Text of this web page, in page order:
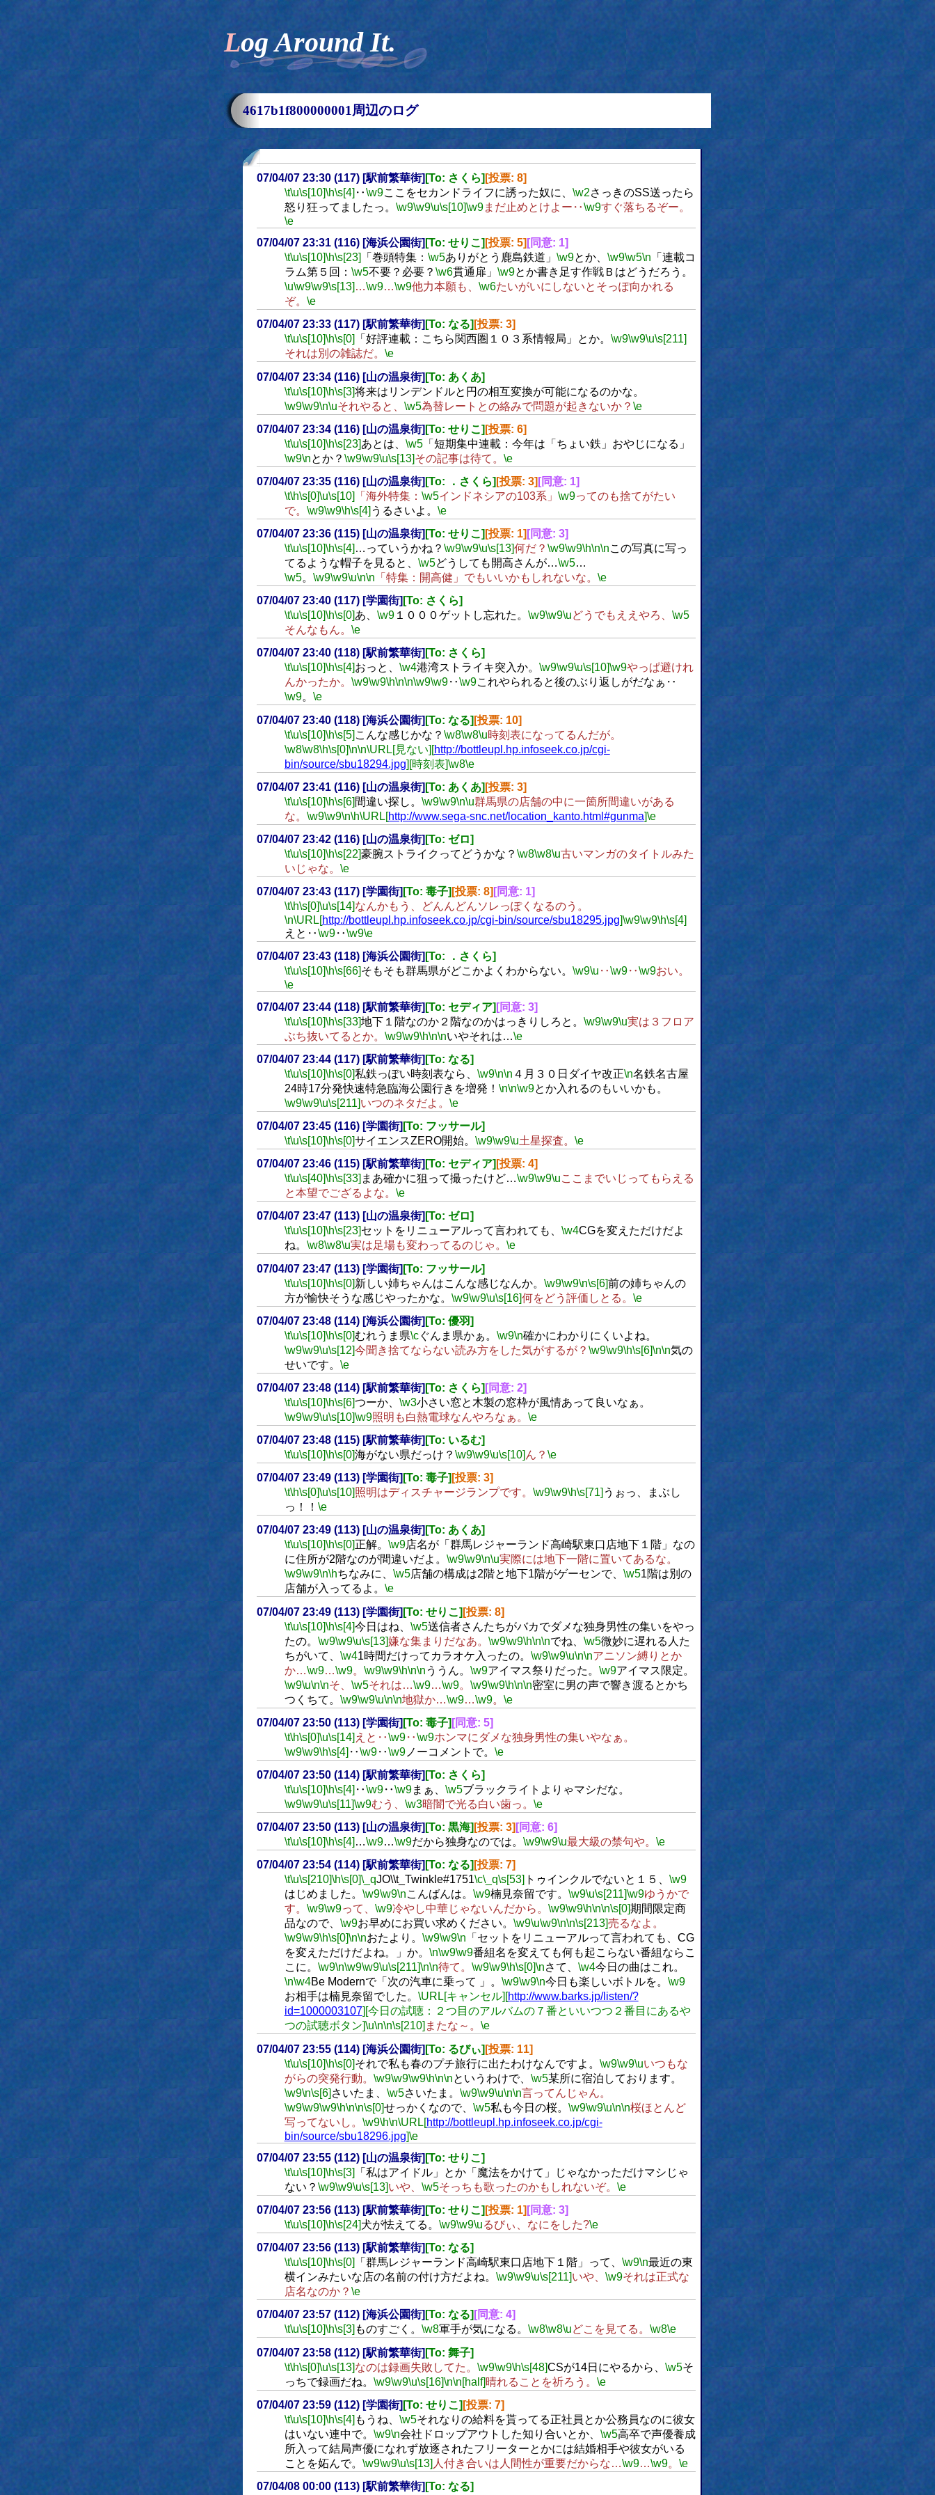
Log Around It.
4617b1f800000001周辺のログ
07/04/07 23:30 (117) [駅前繁華街] [To: さくら] [投票: 8]
\t\u\s[10]\h\s[4] ‥\w9ここをセカンドライフに誘った奴に、 \w2さっきのSS送ったら
怒り狂ってましたっ。 \w9\w9\u\s[10]\w9まだ止めとけよー‥\w9すぐ落ちるぞー。
\e
07/04/07 23:31 (116) [海浜公園街] [To: せりこ] [投票: 5] [同意: 1]
\t\u\s[10]\h\s[23] 「巻頭特集： \w5ありがとう鹿島鉄道」 \w9とか、 \w9\w5\n 「連載コ
ラム第５回： \w5不要？必要？ \w6貫通扉」 \w9とか書き足す作戦Ｂはどうだろう。
\u\w9\w9\s[13] …\w9…\w9他力本願も、 \w6たいがいにしないとそっぽ向かれる
ぞ。 \e
07/04/07 23:33 (117) [駅前繁華街] [To: なる] [投票: 3]
\t\u\s[10]\h\s[0] 「好評連載：こちら関西圏１０３系情報局」とか。 \w9\w9\u\s[211]
それは別の雑誌だ。 \e
07/04/07 23:34 (116) [山の温泉街] [To: あくあ]
\t\u\s[10]\h\s[3]将来はリンデンドルと円の相互変換が可能になるのかな。
\w9\w9\n\uそれやると、 \w5為替レートとの絡みで問題が起きないか？ \e
07/04/07 23:34 (116) [山の温泉街] [To: せりこ] [投票: 6]
\t\u\s[10]\h\s[23]あとは、 \w5「短期集中連載：今年は「ちょい鉄」おやじになる」
\w9\nとか？ \w9\w9\u\s[13]その記事は待て。 \e
07/04/07 23:35 (116) [山の温泉街] [To: ．さくら] [投票: 3] [同意: 1]
\t\h\s[0]\u\s[10] 「海外特集： \w5インドネシアの103系」 \w9ってのも捨てがたい
で。 \w9\w9\h\s[4] うるさいよ。 \e
07/04/07 23:36 (115) [山の温泉街] [To: せりこ] [投票: 1] [同意: 3]
\t\u\s[10]\h\s[4] …っていうかね？ \w9\w9\u\s[13]何だ？ \w9\w9\h\n\nこの写真に写っ
てるような帽子を見ると、 \w5どうしても開高さんが…\w5…
\w5。 \w9\w9\u\n\n 「特集：開高健」でもいいかもしれないな。 \e
07/04/07 23:40 (117) [学園街] [To: さくら]
\t\u\s[10]\h\s[0]あ、 \w9１０００ゲットし忘れた。 \w9\w9\uどうでもええやろ、 \w5
そんなもん。 \e
07/04/07 23:40 (118) [駅前繁華街] [To: さくら]
\t\u\s[10] \h\s[4] おっと、 \w4港湾ストライキ突入か。 \w9\w9\u\s[10] \w9やっぱ避けれ
んかったか。 \w9\w9\h\n\n\w9\w9‥\w9これやられると後のぶり返しがだなぁ‥
\w9。 \e
07/04/07 23:40 (118) [海浜公園街] [To: なる] [投票: 10]
\t\u\s[10]\h\s[5] こんな感じかな？ \w8\w8\u時刻表になってるんだが。
\w8\w8\h\s[0]\n\n\URL[見ない][http://bottleupl.hp.infoseek.co.jp/cgi-
bin/source/sbu18294.jpg][時刻表]\w8\e
07/04/07 23:41 (116) [山の温泉街] [To: あくあ] [投票: 3]
\t\u\s[10]\h\s[6] 間違い探し。 \w9\w9\n\u群馬県の店舗の中に一箇所間違いがある
な。 \w9\w9\n\h\URL[http://www.sega-snc.net/location_kanto.html#gunma]\e
07/04/07 23:42 (116) [山の温泉街] [To: ゼロ]
\t\u\s[10]\h\s[22]豪腕ストライクってどうかな？ \w8\w8\u古いマンガのタイトルみた
いじゃな。 \e
07/04/07 23:43 (117) [学園街] [To: 毒子] [投票: 8] [同意: 1]
\t\h\s[0]\u\s[14]なんかもう、どんんどんソレっぽくなるのう。
\n\URL[http://bottleupl.hp.infoseek.co.jp/cgi-bin/source/sbu18295.jpg]\w9\w9\h\s[4]
えと‥\w9‥\w9\e
07/04/07 23:43 (118) [海浜公園街] [To: ．さくら]
\t\u\s[10]\h\s[66]そもそも群馬県がどこかよくわからない。 \w9\u ‥\w9‥\w9おい。
\e
07/04/07 23:44 (118) [駅前繁華街] [To: セディア] [同意: 3]
\t\u\s[10]\h\s[33]地下１階なのか２階なのかはっきりしろと。 \w9\w9\u実は３フロア
ぶち抜いてるとか。 \w9\w9\h\n\nいやそれは…\e
07/04/07 23:44 (117) [駅前繁華街] [To: なる]
\t\u\s[10]\h\s[0]私鉄っぽい時刻表なら、 \w9\n\n ４月３０日ダイヤ改正\n名鉄名古屋
24時17分発快速特急臨海公園行きを増発！ \n\n\w9とか入れるのもいいかも。
\w9\w9\u\s[211]いつのネタだよ。 \e
07/04/07 23:45 (116) [学園街] [To: フッサール]
\t\u\s[10]\h\s[0]サイエンスZERO開始。 \w9\w9\u土星探査。 \e
07/04/07 23:46 (115) [駅前繁華街] [To: セディア] [投票: 4]
\t\u\s[40]\h\s[33] まあ確かに狙って撮ったけど…\w9\w9\uここまでいじってもらえる
と本望でござるよな。 \e
07/04/07 23:47 (113) [山の温泉街] [To: ゼロ]
\t\u\s[10]\h\s[23]セットをリニューアルって言われても、 \w4CGを変えただけだよ
ね。 \w8\w8\u実は足場も変わってるのじゃ。 \e
07/04/07 23:47 (113) [学園街] [To: フッサール]
\t\u\s[10]\h\s[0]新しい姉ちゃんはこんな感じなんか。 \w9\w9\n\s[6]前の姉ちゃんの
方が愉快そうな感じやったかな。 \w9\w9\u\s[16]何をどう評価しとる。 \e
07/04/07 23:48 (114) [海浜公園街] [To: 優羽]
\t\u\s[10]\h\s[0]むれうま県\cぐんま県かぁ。 \w9\n確かにわかりにくいよね。
\w9\w9\u\s[12]今聞き捨てならない読み方をした気がするが？ \w9\w9\h\s[6]\n\n気の
せいです。 \e
07/04/07 23:48 (114) [駅前繁華街] [To: さくら] [同意: 2]
\t\u\s[10]\h\s[6]つーか、 \w3小さい窓と木製の窓枠が風情あって良いなぁ。
\w9\w9\u\s[10]\w9照明も白熱電球なんやろなぁ。 \e
07/04/07 23:48 (115) [駅前繁華街] [To: いるむ]
\t\u\s[10]\h\s[0]海がない県だっけ？ \w9\w9\u\s[10] ん？ \e
07/04/07 23:49 (113) [学園街] [To: 毒子] [投票: 3]
\t\h\s[0]\u\s[10]照明はディスチャージランプです。 \w9\w9\h\s[71] うぉっ、まぶし
っ！！ \e
07/04/07 23:49 (113) [山の温泉街] [To: あくあ]
\t\u\s[10] \h\s[0] 正解。 \w9店名が「群馬レジャーランド高崎駅東口店地下１階」なの
に住所が2階なのが間違いだよ。 \w9\w9\n\u実際には地下一階に置いてあるな。
\w9\w9\n\hちなみに、 \w5店舗の構成は2階と地下1階がゲーセンで、 \w51階は別の
店舗が入ってるよ。 \e
07/04/07 23:49 (113) [学園街] [To: せりこ] [投票: 8]
\t\u\s[10]\h\s[4]今日はね、 \w5送信者さんたちがバカでダメな独身男性の集いをやっ
たの。 \w9\w9\u\s[13]嫌な集まりだなあ。 \w9\w9\h\n\nでね、 \w5微妙に遅れる人た
ちがいて、 \w41時間だけってカラオケ入ったの。 \w9\w9\u\n\nアニソン縛りとか
か…\w9…\w9。 \w9\w9\h\n\n ううん。 \w9アイマス祭りだった。 \w9アイマス限定。
\w9\u\n\nそ、 \w5それは…\w9…\w9。 \w9\w9\h\n\n密室に男の声で響き渡るとかち
つくちて。 \w9\w9\u\n\n地獄か…\w9…\w9。 \e
07/04/07 23:50 (113) [学園街] [To: 毒子] [同意: 5]
\t\h\s[0]\u\s[14] えと‥\w9‥\w9ホンマにダメな独身男性の集いやなぁ。
\w9\w9\h\s[4] ‥\w9‥\w9ノーコメントで。 \e
07/04/07 23:50 (114) [駅前繁華街] [To: さくら]
\t\u\s[10]\h\s[4] ‥\w9‥\w9まぁ、 \w5ブラックライトよりゃマシだな。
\w9\w9\u\s[11]\w9むう、 \w3暗闇で光る白い歯っ。 \e
07/04/07 23:50 (113) [山の温泉街] [To: 黒海] [投票: 3] [同意: 6]
\t\u\s[10]\h\s[4] …\w9…\w9だから独身なのでは。 \w9\w9\u最大級の禁句や。 \e
07/04/07 23:54 (114) [駅前繁華街] [To: なる] [投票: 7]
\t\u\s[210]\h\s[0]\_qJO\\t_Twinkle#1751\c\_q\s[53] トゥインクルでないと１５、 \w9
はじめました。 \w9\w9\nこんばんは。 \w9楠見奈留です。 \w9\u\s[211]\w9ゆうかで
す。 \w9\w9って、 \w9冷やし中華じゃないんだから。 \w9\w9\h\n\n\s[0]期間限定商
品なので、 \w9お早めにお買い求めください。 \w9\u\w9\n\n\s[213]売るなよ。
\w9\w9\h\s[0]\n\nおたより。 \w9\w9\n 「セットをリニューアルって言われても、CG
を変えただけだよね。」か。 \n\w9\w9番組名を変えても何も起こらない番組ならこ
こに。 \w9\n\w9\w9\u\s[211]\n\n待て。 \w9\w9\h\s[0]\nさて、 \w4今日の曲はこれ。
\n\w4Be Modernで「次の汽車に乗って 」。 \w9\w9\n今日も楽しいボトルを。 \w9
お相手は楠見奈留でした。 \URL[キャンセル][http://www.barks.jp/listen/?
id=1000003107][今日の試聴：２つ目のアルバムの７番といいつつ２番目にあるや
つの試聴ボタン]\u\n\n\s[210] またな～。 \e
07/04/07 23:55 (114) [海浜公園街] [To: るびぃ] [投票: 11]
\t\u\s[10]\h\s[0]それで私も春のプチ旅行に出たわけなんですよ。 \w9\w9\uいつもな
がらの突発行動。 \w9\w9\w9\h\n\nというわけで、 \w5某所に宿泊しております。
\w9\n\s[6] さいたま、 \w5さいたま。 \w9\w9\u\n\n言ってんじゃん。
\w9\w9\w9\h\n\n\s[0]せっかくなので、 \w5私も今日の桜。 \w9\w9\u\n\n桜ほとんど
写ってないし。 \w9\h\n\URL[http://bottleupl.hp.infoseek.co.jp/cgi-
bin/source/sbu18296.jpg]\e
07/04/07 23:55 (112) [山の温泉街] [To: せりこ]
\t\u\s[10]\h\s[3] 「私はアイドル」とか「魔法をかけて」じゃなかっただけマシじゃ
ない？ \w9\w9\u\s[13]いや、 \w5そっちも歌ったのかもしれないぞ。 \e
07/04/07 23:56 (113) [駅前繁華街] [To: せりこ] [投票: 1] [同意: 3]
\t\u\s[10]\h\s[24]犬が怯えてる。 \w9\w9\uるびぃ、なにをした?\e
07/04/07 23:56 (113) [駅前繁華街] [To: なる]
\t\u\s[10]\h\s[0] 「群馬レジャーランド高崎駅東口店地下１階」って、 \w9\n最近の東
横インみたいな店の名前の付け方だよね。 \w9\w9\u\s[211]いや、 \w9それは正式な
店名なのか？ \e
07/04/07 23:57 (112) [海浜公園街] [To: なる] [同意: 4]
\t\u\s[10]\h\s[3] ものすごく。 \w8軍手が気になる。 \w8\w8\uどこを見てる。 \w8\e
07/04/07 23:58 (112) [駅前繁華街] [To: 舞子]
\t\h\s[0]\u\s[13]なのは録画失敗してた。 \w9\w9\h\s[48]CSが14日にやるから、 \w5そ
っちで録画だね。 \w9\w9\u\s[16]\n\n[half]晴れることを祈ろう。 \e
07/04/07 23:59 (112) [学園街] [To: せりこ] [投票: 7]
\t\u\s[10]\h\s[4] もうね、 \w5それなりの給料を貰ってる正社員とか公務員なのに彼女
はいない連中で。 \w9\n会社ドロップアウトした知り合いとか、 \w5高卒で声優養成
所入って結局声優になれず放逐されたフリーターとかには結婚相手や彼女がいる
ことを妬んで。 \w9\w9\u\s[13] 人付き合いは人間性が重要だからな…\w9…\w9。 \e
07/04/08 00:00 (113) [駅前繁華街] [To: なる]